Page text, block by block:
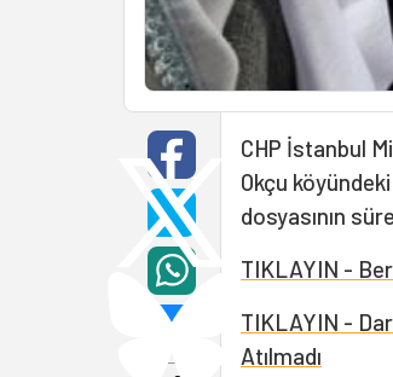
CHP İstanbul
Okçu
dosyasının
TIKLAYIN -
TIKLAYIN -
Atılmadı